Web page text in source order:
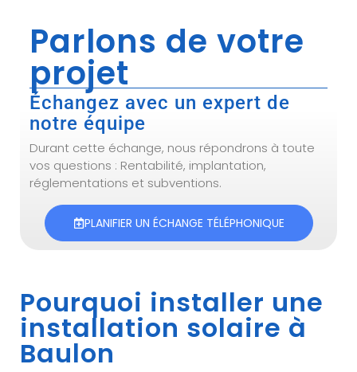
Parlons de votre
projet
Échangez avec un expert de
notre équipe
Durant cette échange, nous répondrons à toute
vos questions : Rentabilité, implantation,
réglementations et subventions.
PLANIFIER UN ÉCHANGE TÉLÉPHONIQUE
Pourquoi installer une
installation solaire à
Baulon